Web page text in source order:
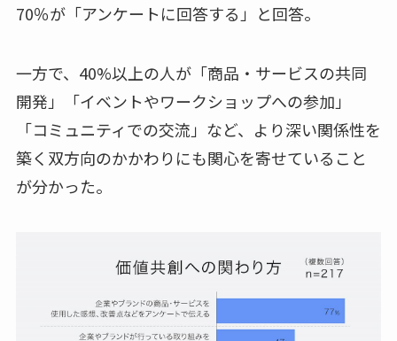
70％が「アンケートに回答する」と回答。
一方で、40%以上の人が「商品・サービスの共同
開発」「イベントやワークショップへの参加」
「コミュニティでの交流」など、より深い関係性を
築く双方向のかかわりにも関心を寄せていること
が分かった。